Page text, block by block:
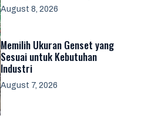
August 8, 2026
Memilih Ukuran Genset yang
Sesuai untuk Kebutuhan
Industri
August 7, 2026